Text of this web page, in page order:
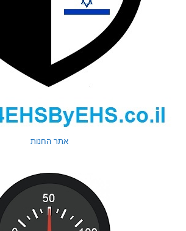
אתר החנות